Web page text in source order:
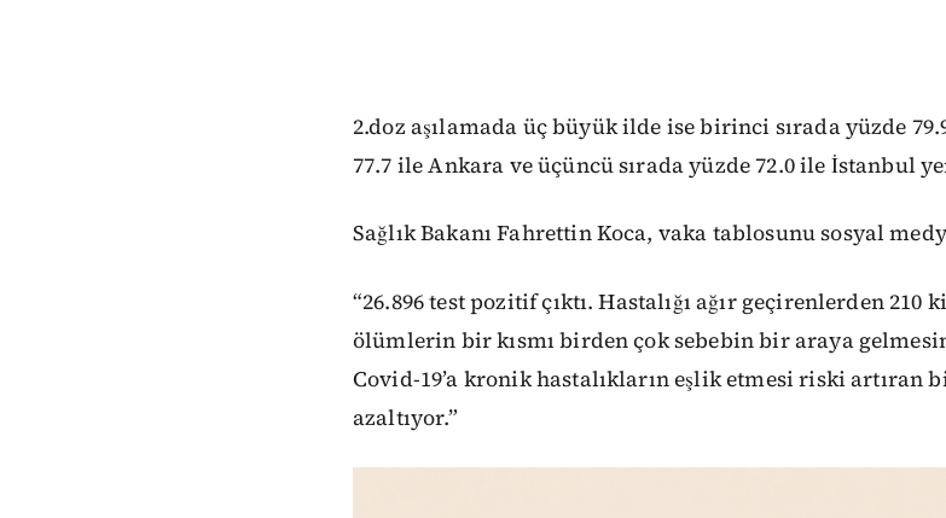
2.doz aşılamada üç büyük ilde ise birinci sırada yüzde
77.7 ile Ankara ve üçüncü sırada yüzde 72.0 ile İstanbul
Sağlık Bakanı Fahrettin Koca, vaka tablosunu sosyal
“26.896 test pozitif çıktı. Hastalığı ağır geçirenlerden 210
ölümlerin bir kısmı birden çok sebebin bir araya
Covid-19’a kronik hastalıkların eşlik etmesi riski artıran
azaltıyor.”